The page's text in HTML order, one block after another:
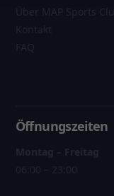
Öffnungszeiten